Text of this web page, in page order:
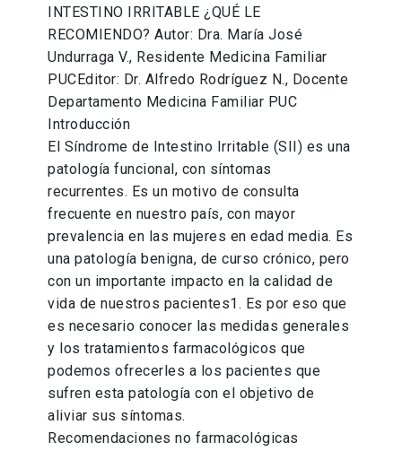
INTESTINO IRRITABLE ¿QUÉ LE
RECOMIENDO? Autor: Dra. María José
Undurraga V., Residente Medicina Familiar
PUCEditor: Dr. Alfredo Rodríguez N., Docente
Departamento Medicina Familiar PUC
Introducción
El Síndrome de Intestino Irritable (SII) es una
patología funcional, con síntomas
recurrentes. Es un motivo de consulta
frecuente en nuestro país, con mayor
prevalencia en las mujeres en edad media. Es
una patología benigna, de curso crónico, pero
con un importante impacto en la calidad de
vida de nuestros pacientes1. Es por eso que
es necesario conocer las medidas generales
y los tratamientos farmacológicos que
podemos ofrecerles a los pacientes que
sufren esta patología con el objetivo de
aliviar sus síntomas.
Recomendaciones no farmacológicas